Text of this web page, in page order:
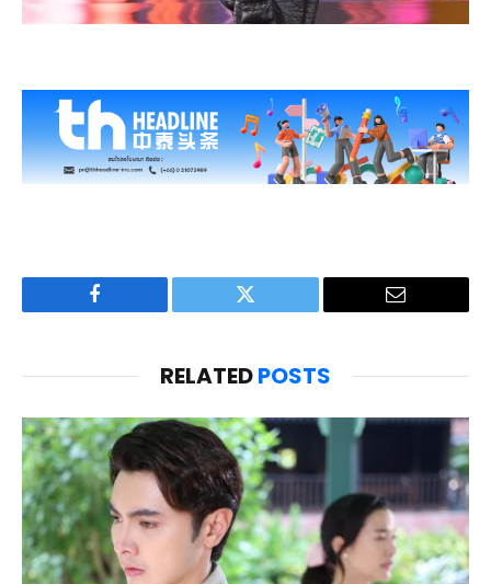
Facebook Twitter Email
RELATEDPOSTS